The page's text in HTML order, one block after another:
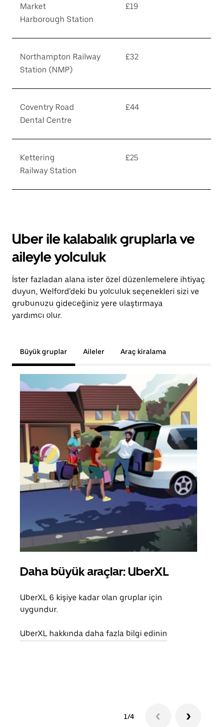
Market
Harborough Station
£19
Northampton Railway
Station (NMP)
£32
Coventry Road
Dental Centre
£44
Kettering
Railway Station
£25
Uber ile kalabalık gruplarla ve
aileyle yolculuk
İster fazladan alana ister özel düzenlemelere ihtiyaç
duyun, Welford'deki bu yolculuk seçenekleri sizi ve
grubunuzu gideceğiniz yere ulaştırmaya
yardımcı olur.
Büyük gruplar Aileler Araç kiralama
Daha büyük araçlar: UberXL
UberXL 6 kişiye kadar olan gruplar için
uygundur.
UberXL hakkında daha fazla bilgi edinin
1/4